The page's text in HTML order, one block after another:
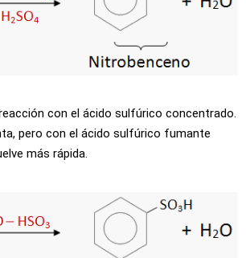
con el ácido sulfúrico concentrado.
pero con el ácido sulfúrico fumante
más rápida.